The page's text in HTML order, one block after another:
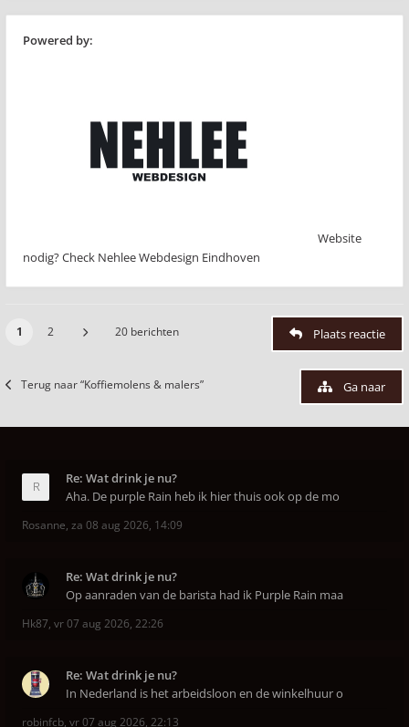
Powered by:
Website
nodig? Check Nehlee Webdesign Eindhoven
1 2 20 berichten Plaats reactie
Terug naar “Koffiemolens & malers” Ga naar
Re: Wat drink je nu?
Aha. De purple Rain heb ik hier thuis ook op de mo
Rosanne, za 08 aug 2026, 14:09
Re: Wat drink je nu?
Op aanraden van de barista had ik Purple Rain maa
Hk87, vr 07 aug 2026, 22:26
Re: Wat drink je nu?
In Nederland is het arbeidsloon en de winkelhuur o
robinfcb, vr 07 aug 2026, 22:13